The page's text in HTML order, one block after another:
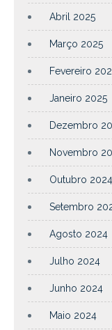
Abril 2025
Março 2025
Fevereiro
Janeiro 2025
Dezembro
Novembro
Outubro 2024
Setembro
Agosto 2024
Julho 2024
Junho 2024
Maio 2024